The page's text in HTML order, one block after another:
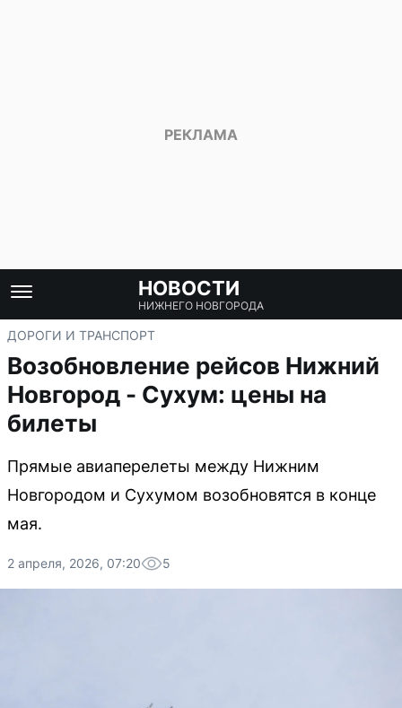
НОВОСТИ
НИЖНЕГО НОВГОРОДА
ДОРОГИ И ТРАНСПОРТ
Возобновление рейсов Нижний
Новгород - Сухум: цены на
билеты
Прямые авиаперелеты между Нижним
Новгородом и Сухумом возобновятся в конце
мая.
2 апреля, 2026, 07:20 5